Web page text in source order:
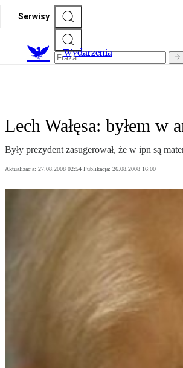
Serwisy
Wydarzenia
Lech Wałęsa: byłem w
Były prezydent zasugerował, że w ipn są
Aktualizacja: 27.08.2008 02:54 Publikacja: 26.08.2008 16:00